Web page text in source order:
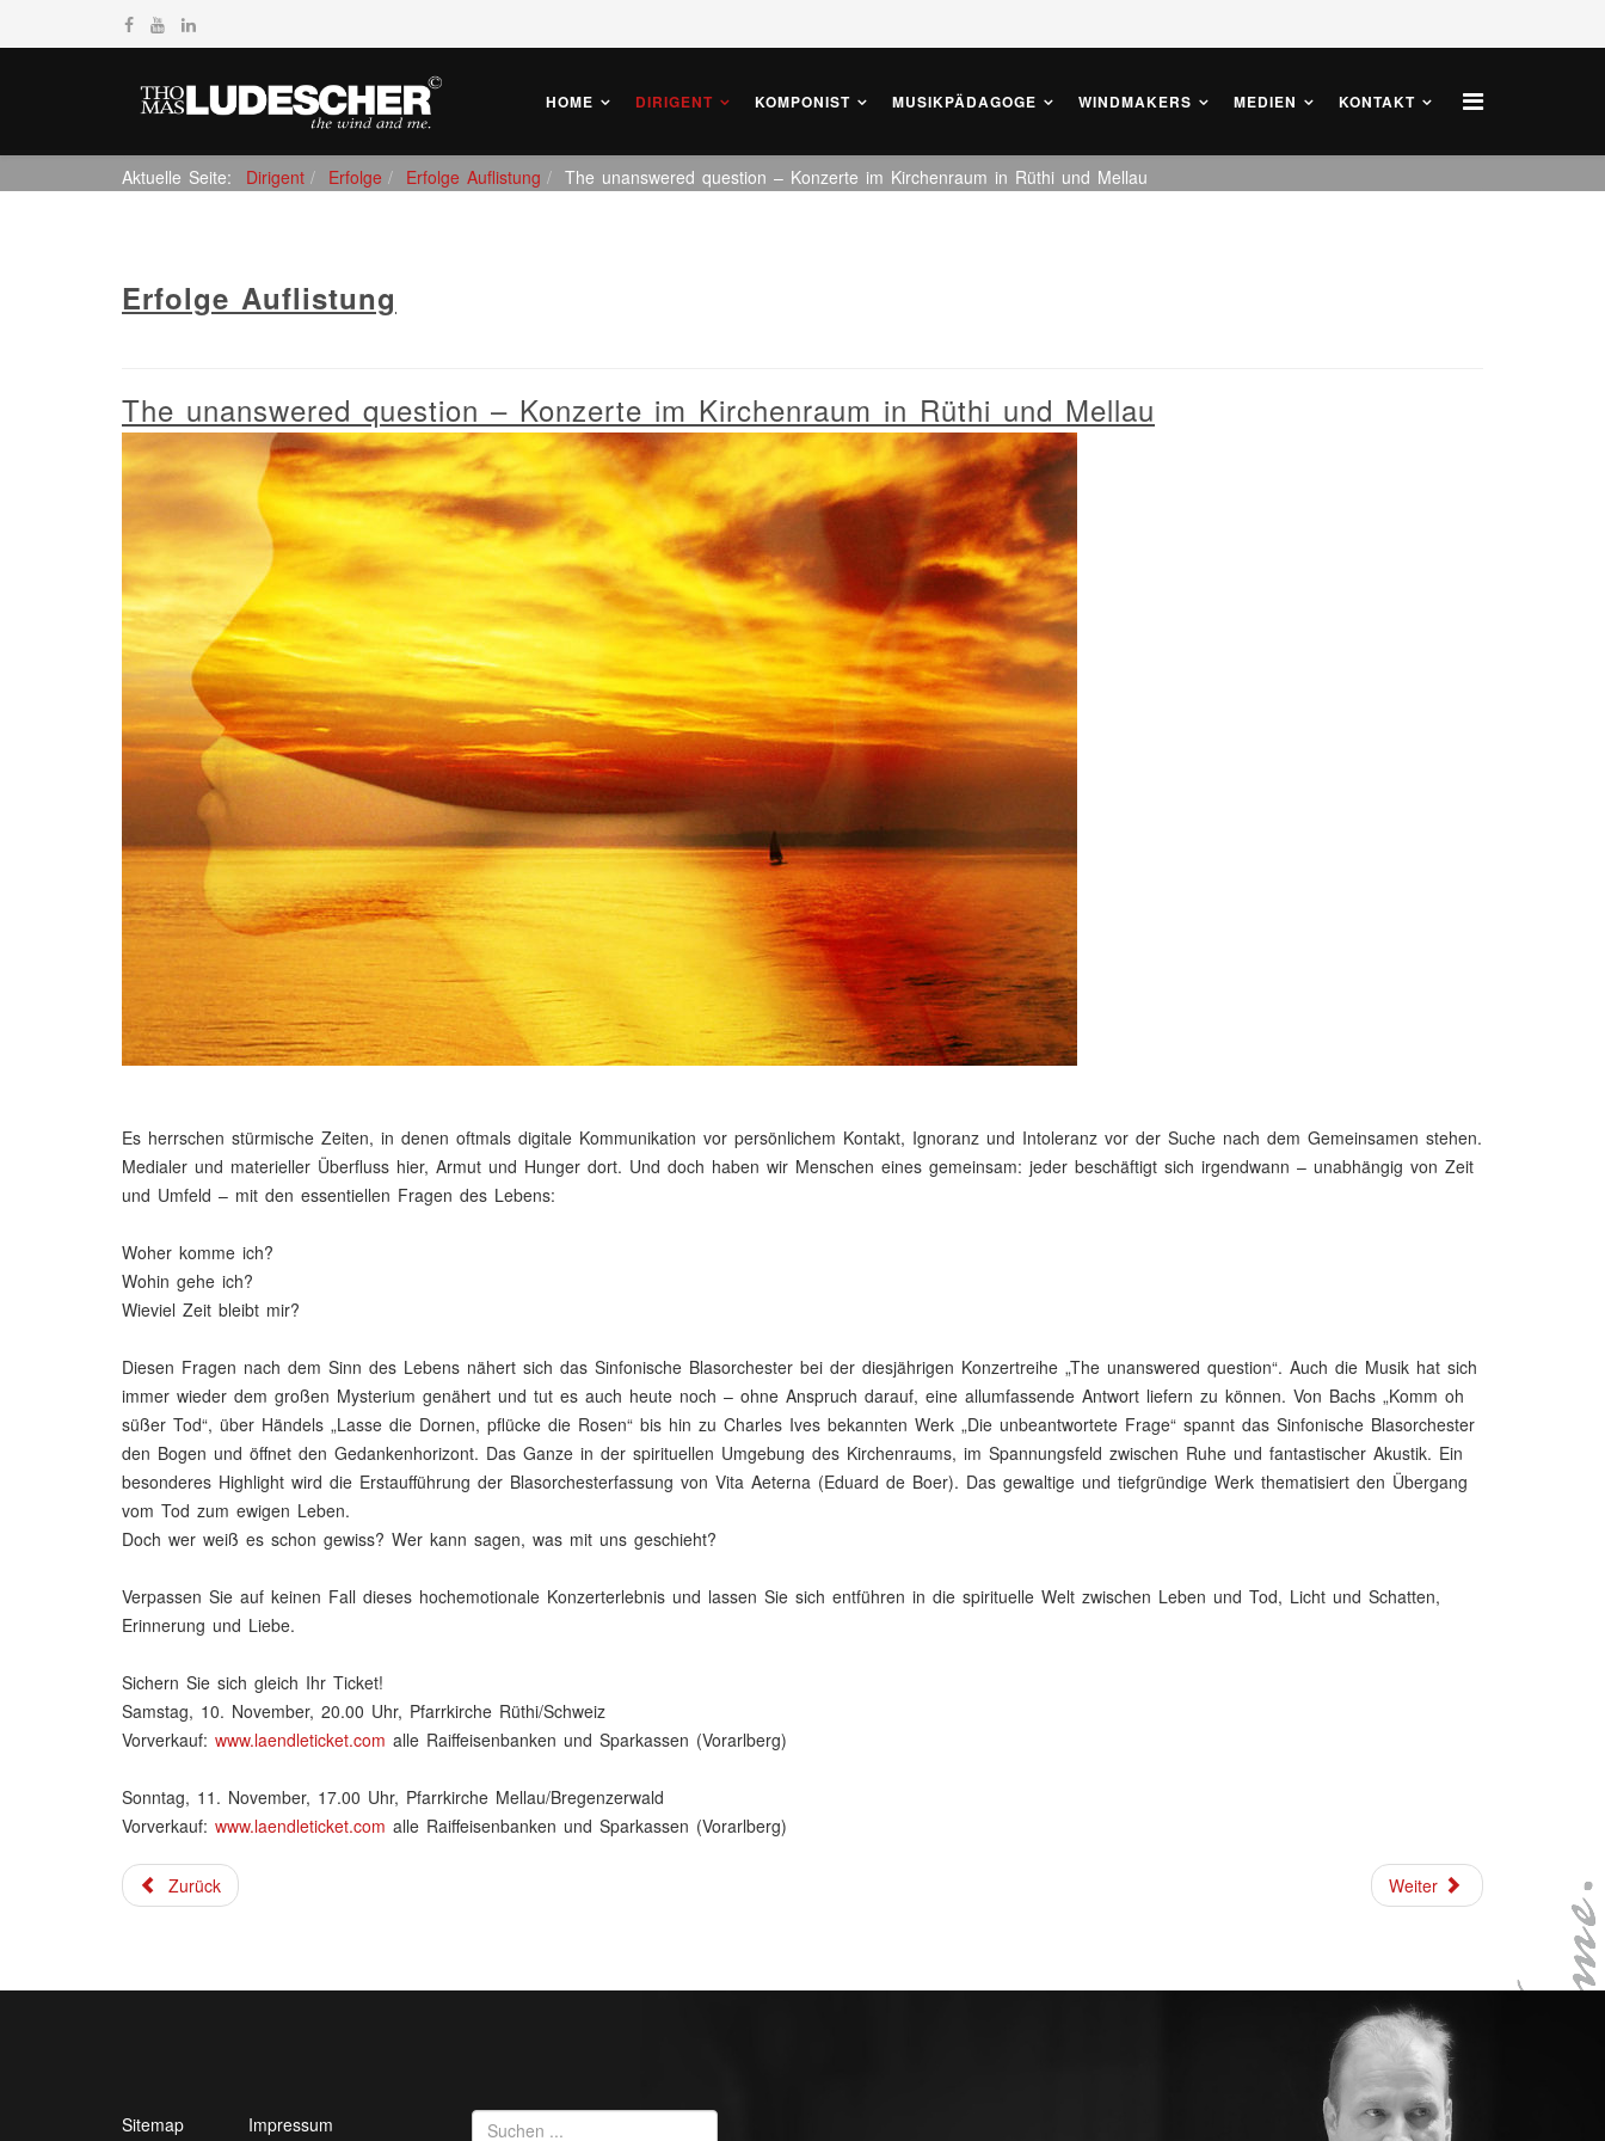
HOME DIRIGENT KOMPONIST MUSIKPÄDAGOGE WINDMAKERS MEDIEN KONTAKT
Aktuelle Seite: Dirigent Erfolge Erfolge Auflistung The unanswered question – Konzerte im Kirchenraum in Rüthi und Mellau
Erfolge Auflistung
The unanswered question – Konzerte im Kirchenraum in Rüthi und Mellau
Es herrschen stürmische Zeiten, in denen oftmals digitale Kommunikation vor persönlichem Kontakt, Ignoranz und Intoleranz vor der Suche nach dem Gemeinsamen stehen.
Medialer und materieller Überfluss hier, Armut und Hunger dort. Und doch haben wir Menschen eines gemeinsam: jeder beschäftigt sich irgendwann – unabhängig von Zeit
und Umfeld – mit den essentiellen Fragen des Lebens:
Woher komme ich?
Wohin gehe ich?
Wieviel Zeit bleibt mir?
Diesen Fragen nach dem Sinn des Lebens nähert sich das Sinfonische Blasorchester bei der diesjährigen Konzertreihe „The unanswered question“. Auch die Musik hat sich
immer wieder dem großen Mysterium genähert und tut es auch heute noch – ohne Anspruch darauf, eine allumfassende Antwort liefern zu können. Von Bachs „Komm oh
süßer Tod“, über Händels „Lasse die Dornen, pflücke die Rosen“ bis hin zu Charles Ives bekannten Werk „Die unbeantwortete Frage“ spannt das Sinfonische Blasorchester
den Bogen und öffnet den Gedankenhorizont. Das Ganze in der spirituellen Umgebung des Kirchenraums, im Spannungsfeld zwischen Ruhe und fantastischer Akustik. Ein
besonderes Highlight wird die Erstaufführung der Blasorchesterfassung von Vita Aeterna (Eduard de Boer). Das gewaltige und tiefgründige Werk thematisiert den Übergang
vom Tod zum ewigen Leben.
Doch wer weiß es schon gewiss? Wer kann sagen, was mit uns geschieht?
Verpassen Sie auf keinen Fall dieses hochemotionale Konzerterlebnis und lassen Sie sich entführen in die spirituelle Welt zwischen Leben und Tod, Licht und Schatten,
Erinnerung und Liebe.
Sichern Sie sich gleich Ihr Ticket!
Samstag, 10. November, 20.00 Uhr, Pfarrkirche Rüthi/Schweiz
Vorverkauf: www.laendleticket.com alle Raiffeisenbanken und Sparkassen (Vorarlberg)
Sonntag, 11. November, 17.00 Uhr, Pfarrkirche Mellau/Bregenzerwald
Vorverkauf: www.laendleticket.com alle Raiffeisenbanken und Sparkassen (Vorarlberg)
Zurück Weiter
Sitemap Impressum